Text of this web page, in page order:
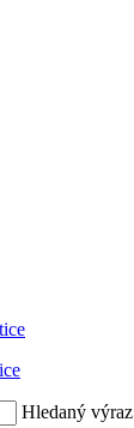
Hledaný výraz